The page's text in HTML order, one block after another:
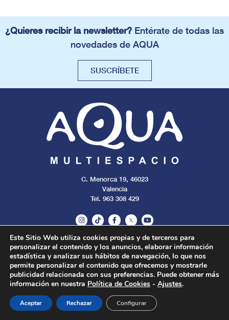
¿Quieres recibir la newsletter? Entérate de todas las
novedades de AQUA
SUSCRÍBETE
C. Menorca 19, 46023
Valencia
Tel. 963 308 429
Todos los derechos reservados. 2024.
Aviso legal Cookies Privacidad
Este Sitio Web utiliza cookies propias y de terceros para
personalizar el contenido y los anuncios, elaborar información
estadística y analizar sus hábitos de navegación, lo que nos
permite personalizar el contenido que ofrecemos y mostrarle
publicidad relacionada con sus preferencias. Puede obtener más
información en nuestra Política de Cookies - Ajustes.
Aceptar Rechazar Configurar